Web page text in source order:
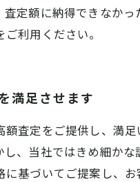
査定額に納得できなか
利用ください。
満足させます
額査定をご提供し、満
し、当社ではきめ細か
に基づいてご提案し、